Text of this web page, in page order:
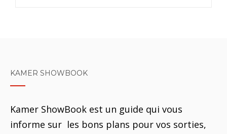
KAMER SHOWBOOK
Kamer ShowBook est un guide qui vous
informe sur les bons plans pour vos sorties,